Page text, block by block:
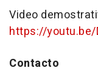
Video
https://youtu.be/
Contacto